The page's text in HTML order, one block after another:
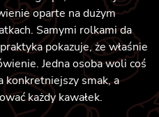
oparte na dużym
Samymi rolkami da
pokazuje, że właśnie
Jedna osoba woli coś
konkretniejszy smak, a
każdy kawałek.